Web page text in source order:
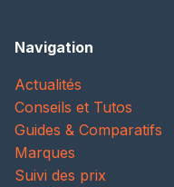
Navigation
Actualités
Conseils et Tutos
Guides & Comparatifs
Marques
Suivi des prix